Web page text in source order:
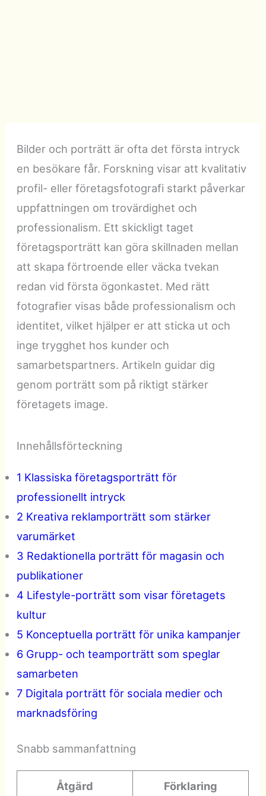
Bilder och porträtt är ofta det första intryck
en besökare får. Forskning visar att kvalitativ
profil- eller företagsfotografi starkt påverkar
uppfattningen om trovärdighet och
professionalism. Ett skickligt taget
företagsporträtt kan göra skillnaden mellan
att skapa förtroende eller väcka tvekan
redan vid första ögonkastet. Med rätt
fotografier visas både professionalism och
identitet, vilket hjälper er att sticka ut och
inge trygghet hos kunder och
samarbetspartners. Artikeln guidar dig
genom porträtt som på riktigt stärker
företagets image.
Innehållsförteckning
1 Klassiska företagsporträtt för
professionellt intryck
2 Kreativa reklamporträtt som stärker
varumärket
3 Redaktionella porträtt för magasin och
publikationer
4 Lifestyle-porträtt som visar företagets
kultur
5 Konceptuella porträtt för unika kampanjer
6 Grupp- och teamporträtt som speglar
samarbeten
7 Digitala porträtt för sociala medier och
marknadsföring
Snabb sammanfattning
Åtgärd Förklaring